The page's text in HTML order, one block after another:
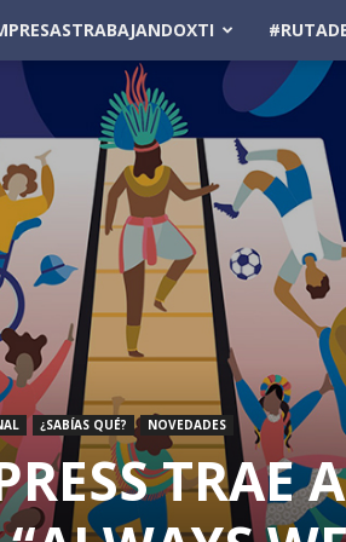
¿SABÍAS QUÉ? NOVEDADES
TRAE